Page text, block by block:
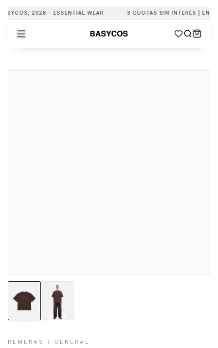
2026 - ESSENTIAL WEAR 3 CUOTAS SIN INTERÉS |
REMERAS / GENERAL